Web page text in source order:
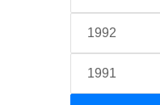
1992
1991